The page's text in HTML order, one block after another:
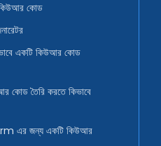
কিউআর কোড
একটি কিউআর কোড
কোড তৈরি করতে কিভাবে
এর জন্য একটি কিউআর